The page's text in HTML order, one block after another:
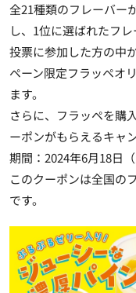
全21種類のフレーバー
し、1位に選ばれたフ
投票に参加した方の中
ペーン限定フラッペオ
ます。
さらに、フラッペを購
ーポンがもらえるキャ
期間：2024年6月18日
このクーポンは全国の
です。